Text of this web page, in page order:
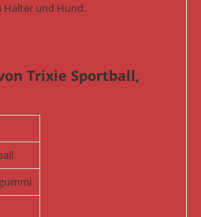
Halter und Hund.
Trixie Sportball,